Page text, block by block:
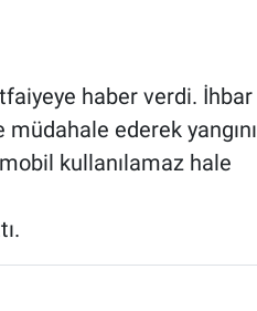
haber verdi. İhbar
ederek yangını
kullanılamaz hale